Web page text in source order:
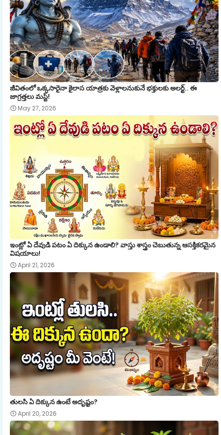
జీవితంలో ఒక్కసారైనా కైలాస యాత్రకు వెళ్లాలనుకునే భక్తులకు అలర్ట్.. ఈ
జాగ్రత్తలు మస్ట్!
May 27, 2026
ఇంట్లో ఏ దేవుడి పటం ఏ దిక్కున ఉండాలి? వాస్తు శాస్త్రం చెబుతున్న ఆసక్తికరమైన
విషయాలు!
April 21, 2026
తులసి ఏ దిక్కున ఉంటే అదృష్టం?
April 20, 2026